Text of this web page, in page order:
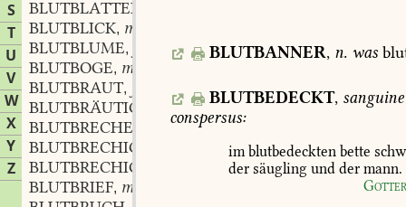
S
T
U
V
W
X
Y
Z
BLUTBLATTER
BLUTBLICK, m.
BLUTBLUME,
BLUTBOGE, m.
BLUTBRAUT,
BLUTBRÄUTIGAM
,m.
BLUTBRECHEN
BLUTBRECHIG
BLUTBRECHIGKEIT
BLUTBRIEF, m.
BLUTBANNER, n. was
BLUTBEDECKT, sanguine
conspersus:
im blutbedeckten bette
der säugling und der mann.